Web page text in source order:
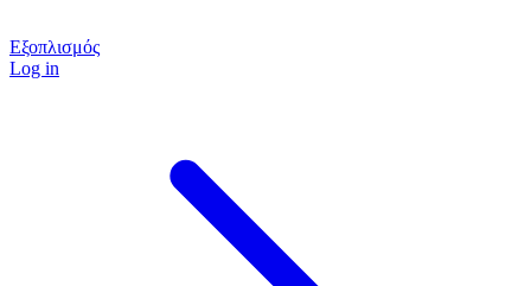
Εξοπλισμός
Log in